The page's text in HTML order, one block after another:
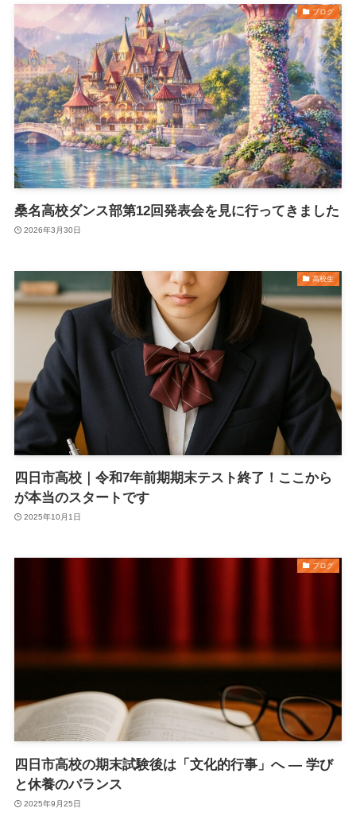
ブログ
桑名高校ダンス部第12回発表会を見に行ってきました
2026年3月30日
高校生
四日市高校｜令和7年前期期末テスト終了！ここから
が本当のスタートです
2025年10月1日
ブログ
四日市高校の期末試験後は「文化的行事」へ ― 学び
と休養のバランス
2025年9月25日